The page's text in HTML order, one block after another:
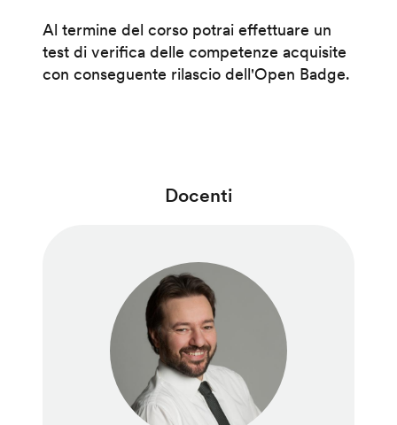
Al termine del corso potrai effettuare un
test di verifica delle competenze acquisite
con conseguente rilascio dell'Open Badge.
Docenti